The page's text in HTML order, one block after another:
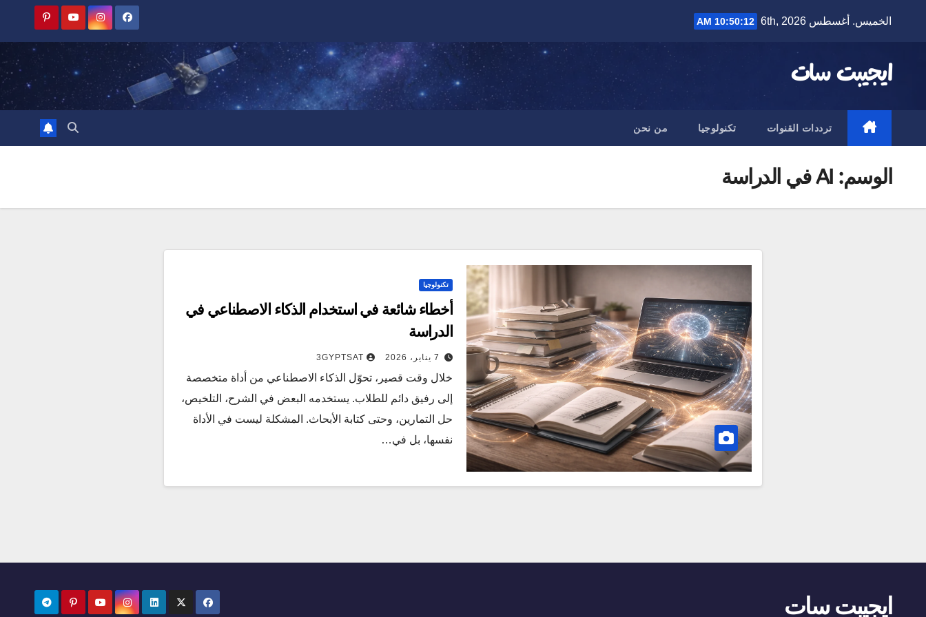
الخميس. أغسطس 6th, 2026 10:50:12 AM
ايجيبت سات
ترددات القنوات تكنولوجيا من نحن
الوسم:AI في الدراسة
تكنولوجيا
أخطاء شائعة في استخدام الذكاء الاصطناعي في
الدراسة
7 يناير، 2026 3GYPTSAT
خلال وقت قصير، تحوّل الذكاء الاصطناعي من أداة متخصصة
إلى رفيق دائم للطلاب. يستخدمه البعض في الشرح، التلخيص،
حل التمارين، وحتى كتابة الأبحاث. المشكلة ليست في الأداة
نفسها، بل في…
ايجيبت سات